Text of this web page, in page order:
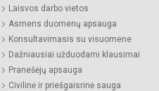
Laisvos darbo vietos
Asmens duomenų apsauga
Konsultavimasis su visuomene
Dažniausiai užduodami klausimai
Pranešėjų apsauga
Civilinė ir priešgaisrinė sauga